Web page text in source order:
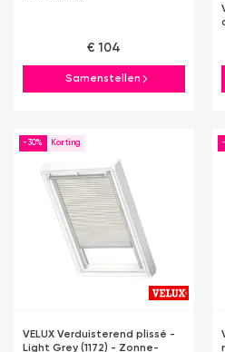
€ 104
Samenstellen
-30%
VELUX Verduisterend plissé -
Light Grey (1172) - Zonne-